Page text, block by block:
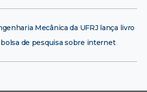
Mecânica da UFRJ lança livro
de pesquisa sobre internet